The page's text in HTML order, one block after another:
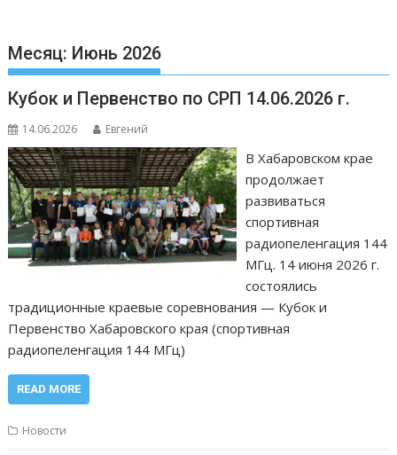
Месяц: Июнь 2026
Кубок и Первенство по СРП 14.06.2026 г.
14.06.2026 Евгений
В Хабаровском крае
продолжает
развиваться
спортивная
радиопеленгация 144
МГц. 14 июня 2026 г.
состоялись
традиционные краевые соревнования — Кубок и
Первенство Хабаровского края (спортивная
радиопеленгация 144 МГц)
READ MORE
Новости